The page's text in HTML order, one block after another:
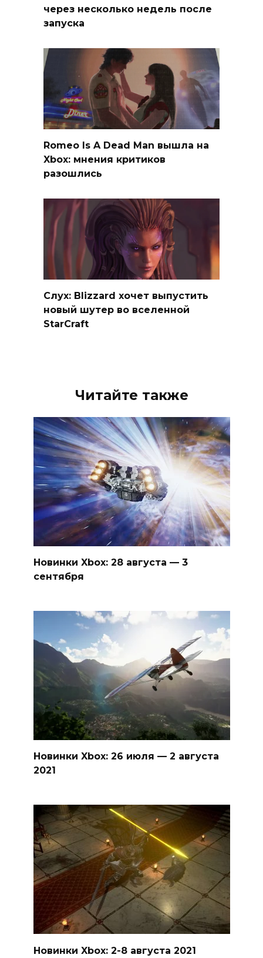
через несколько недель после
запуска
Romeo Is A Dead Man вышла на
Xbox: мнения критиков
разошлись
Слух: Blizzard хочет выпустить
новый шутер во вселенной
StarCraft
Читайте также
Новинки Xbox: 28 августа — 3
сентября
Новинки Xbox: 26 июля — 2 августа
2021
Новинки Xbox: 2-8 августа 2021